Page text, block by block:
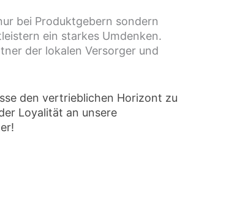
bei Produktgebern sondern
ein starkes Umdenken.
der lokalen Versorger und
den vertrieblichen Horizont zu
Loyalität an unsere